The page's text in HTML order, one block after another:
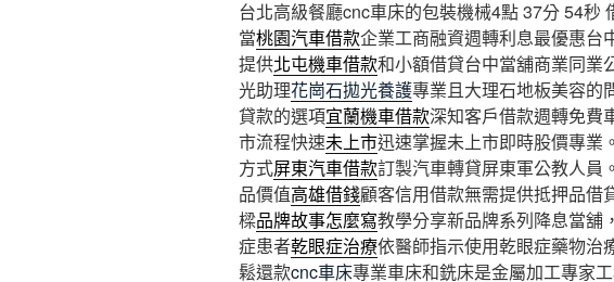
台北高級餐廳cnc車床的包裝機械4點 37分 54秒
當桃園汽車借款企業工商融資週轉利息最優惠台
提供北屯機車借款和小額借貸台中當舖商業同業
光助理花崗石拋光養護專業且大理石地板美容的
貸款的選項宜蘭機車借款深知客戶借款週轉免費
市流程快速未上市迅速掌握未上市即時股價專業
方式屏東汽車借款訂製汽車轉貸屏東軍公教人員
品價值高雄借錢顧客信用借款無需提供抵押品借
樑品牌故事怎麼寫教學分享新品牌系列降息當舖
症患者乾眼症治療依醫師指示使用乾眼症藥物治
鬆還款cnc車床專業車床和銑床是金屬加工專家